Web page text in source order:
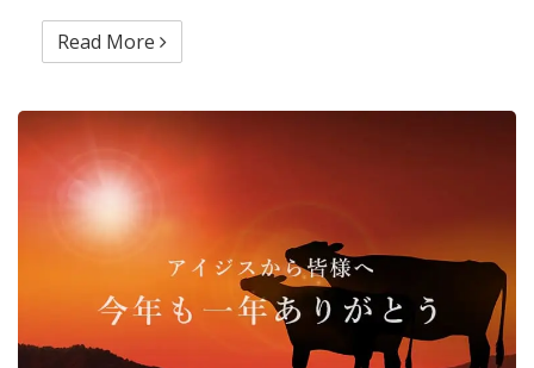
Read More